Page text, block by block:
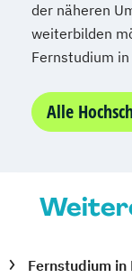
der näheren
weiterbilden
Fernstudium in
Alle
Fernstudium in